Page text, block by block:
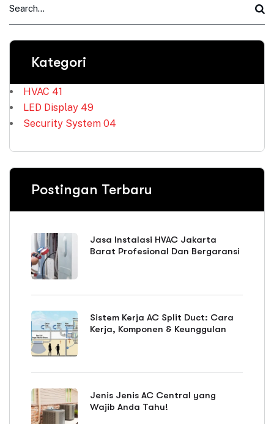
Kategori
HVAC 41
LED Display 49
Security System 04
Postingan Terbaru
Jasa Instalasi HVAC Jakarta
Barat Profesional Dan Bergaransi
Sistem Kerja AC Split Duct: Cara
Kerja, Komponen & Keunggulan
Jenis Jenis AC Central yang
Wajib Anda Tahu!